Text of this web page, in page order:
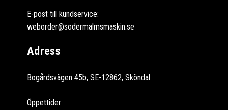
E-post till kundservice:
weborder@sodermalmsmaskin.se
Adress
Bogårdsvägen 45b, SE-12862, Sköndal
Öppettider